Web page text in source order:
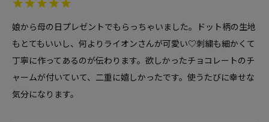
娘から母の日プレゼントでもらっちゃいました。ドット柄の生地
もとてもいいし、何よりライオンさんが可愛い♡刺繍も細かくて
丁寧に作ってあるのが伝わります。欲しかったチョコレートのチ
ャームが付いていて、二重に嬉しかったです。使うたびに幸せな
気分になります。